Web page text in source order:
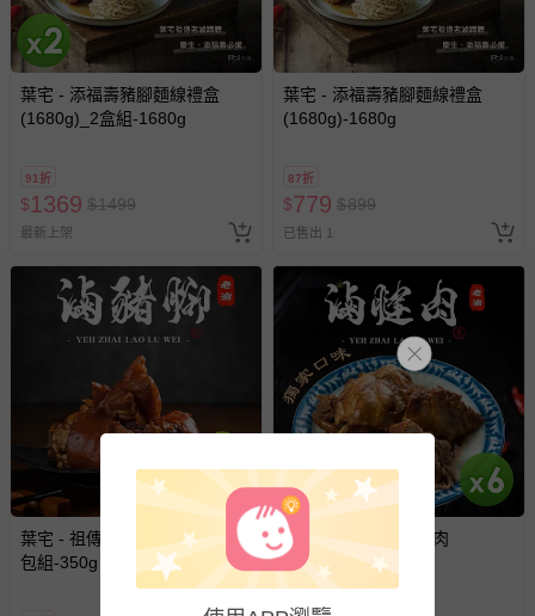
-個人衛生用品（例如尿布、貼身衣物、泳裝、襪子、地
墊、寢具類等）。
-新生兒親膚衣物（嬰幼兒包巾與背巾、包屁衣、學習
褲、紗布衣等）。
-接觸性孕哺產品（奶嘴、奶瓶、擠乳器、哺乳衣、托腹
-其他原廠盒裝商品封口處已貼上「不可拆封」，或具警
示字句等說明貼紙、封條者。
國際航空、客運、訂房等服務。
相關的退換貨辦理流程，可詳見： 退換貨 & 退款問題
其他常見問題：
運送服務：目前提供的運送僅限台灣本島。如您位於離島地
區，可能會無法配送，或須依據商品需加收離島運費。廠商
亦保留出貨與否的權利。離島、偏遠地區、樓層親送等加價
費用，可能會另需加收。
商品實際的配達日期，可於訂單個人資料內的查詢訂單內，
已出貨通知之訊息為主。
如您收到商品，請依正常流程檢查是否完好，若商品遇瑕疵
情形，您可申請更換新品或退貨，請見：
葉宅 - 添福壽豬腳麵線禮盒
(1680g)_2盒組-1680g
91折
$1369 $1499
最新上架
葉宅 - 添福壽豬腳麵線禮盒
(1680g)-1680g
87折
$779 $899
已售出 1
葉宅 - 祖傳老滷豬腳(350g)_6
包組-350g
葉宅 - 祖傳老滷腱子肉
(300g)_6包組-300g